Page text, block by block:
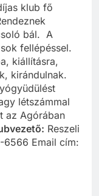
klub fő
bál. A
fellépéssel.
kiállításra,
kirándulnak.
létszámmal
az Agórában
Reszeli
6566 Email cím: